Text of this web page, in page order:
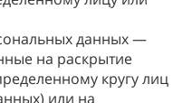
данных —
на раскрытие
кругу лиц
или на